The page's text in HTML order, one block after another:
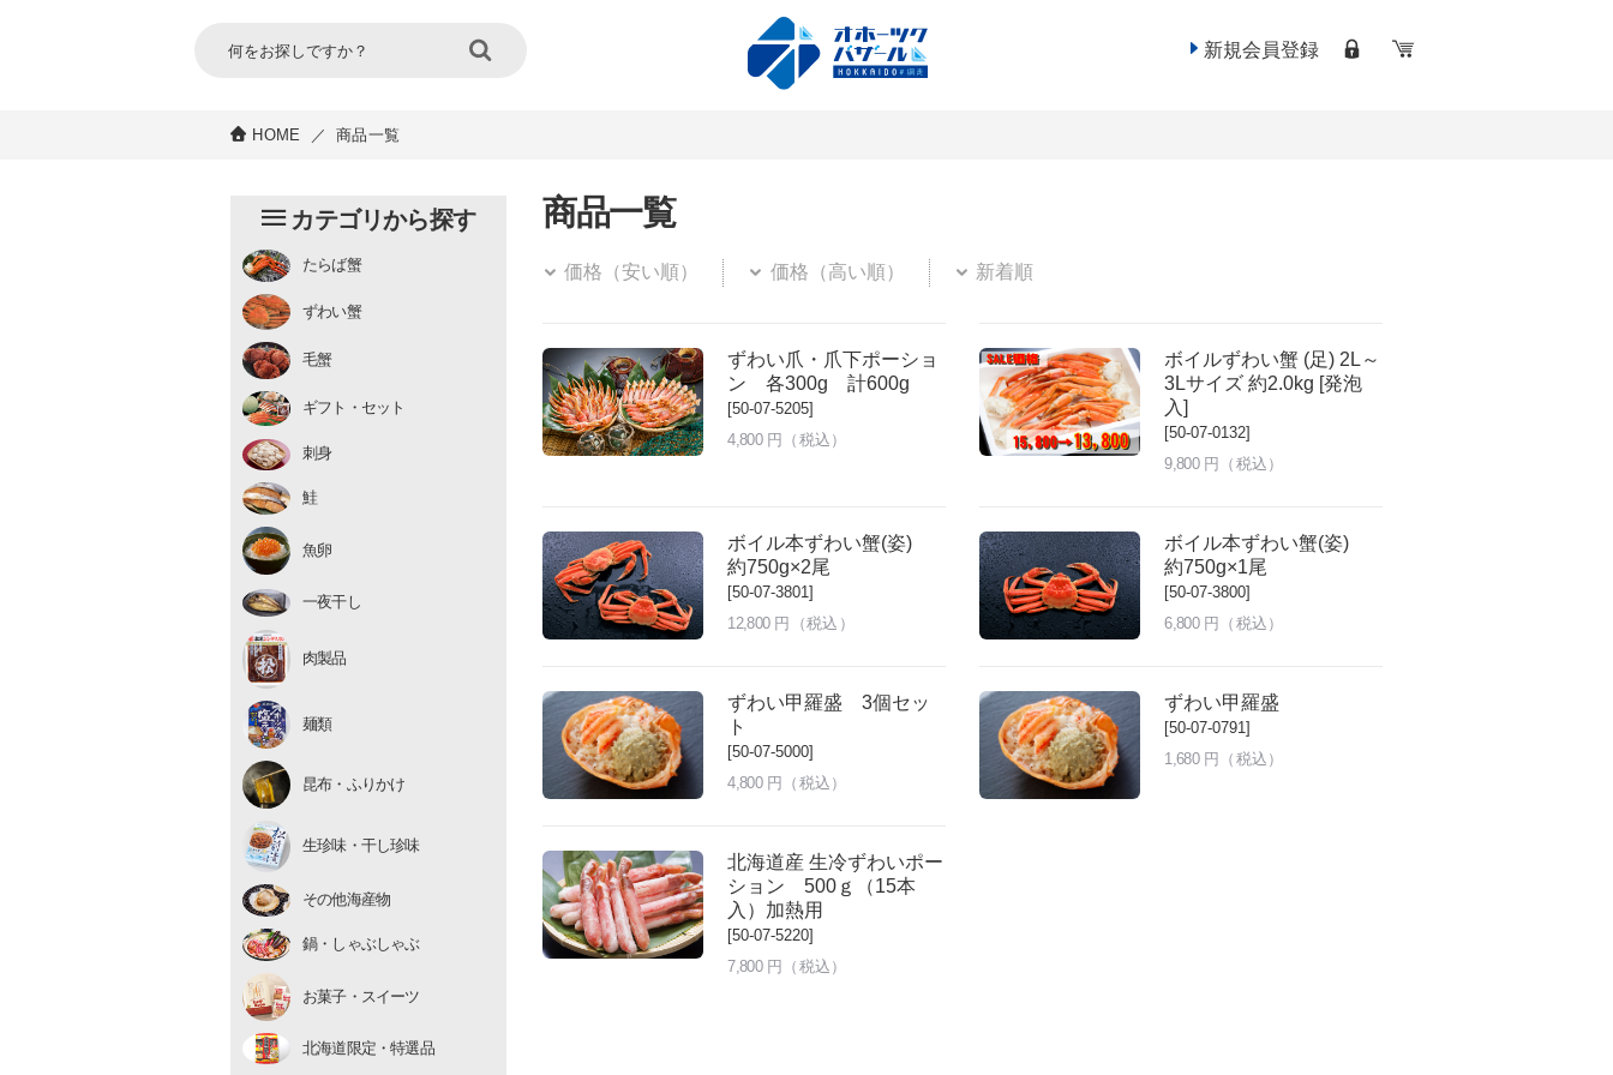
新規会員登録
HOME ／ 商品一覧
カテゴリから探す
たらば蟹
チルド
むき身 ずわい蟹
むき身
生冷凍 毛蟹
チルド
ギフト・セット
刺身
鮭
魚卵
いくら
たらこ・明太子
数の子
一夜干し
肉製品
麺類
昆布・ふりかけ
生珍味・干し珍味
生珍味
干し珍味
その他海産物
鍋・しゃぶしゃぶ
お菓子・スイーツ
北海道限定・特選品
商品一覧
価格（安い順） 価格（高い順） 新着順
ずわい爪・爪下ポーショ
ン 各300g 計600g
[50-07-5205]
4,800 円（税込）
ボイルずわい蟹 (足) 2L～
3Lサイズ 約2.0kg [発泡
入]
[50-07-0132]
9,800 円（税込）
ボイル本ずわい蟹(姿)
約750g×2尾
[50-07-3801]
12,800 円（税込）
ボイル本ずわい蟹(姿)
約750g×1尾
[50-07-3800]
6,800 円（税込）
ずわい甲羅盛 3個セッ
ト
[50-07-5000]
4,800 円（税込）
ずわい甲羅盛
[50-07-0791]
1,680 円（税込）
北海道産 生冷ずわいポー
ション 500ｇ（15本
入）加熱用
[50-07-5220]
7,800 円（税込）